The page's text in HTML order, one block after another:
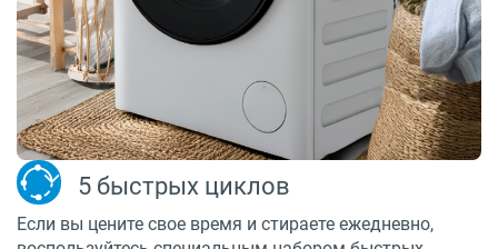
5 быстрых циклов
Если вы цените свое время и стираете ежедневно,